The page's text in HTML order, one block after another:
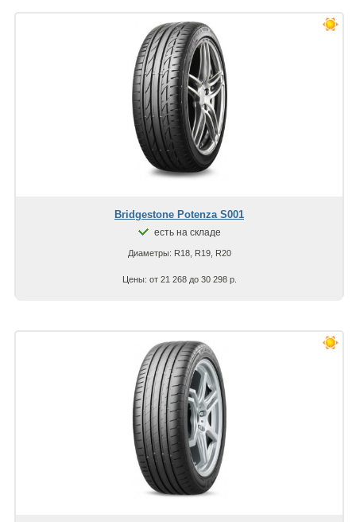
Bridgestone Potenza S001
есть на складе
Диаметры: R18, R19, R20
Цены: от 21 268 до 30 298 р.